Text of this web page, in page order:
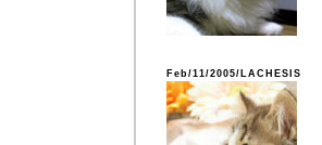
Feb/11/2005/LACHESIS